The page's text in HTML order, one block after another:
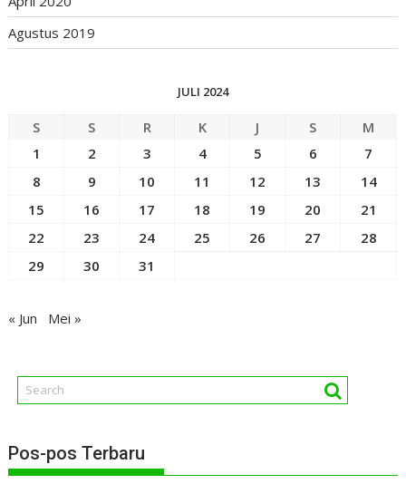
Agustus 2019
JULI 2024
S S R K J S
M
1
2 3 4 5 6
7
8
9 10 11 12 13
14
15
16 17 18 19 20
21
22
23 24 25 26 27
28
29
30 31
« Jun Mei »
Pos-pos Terbaru